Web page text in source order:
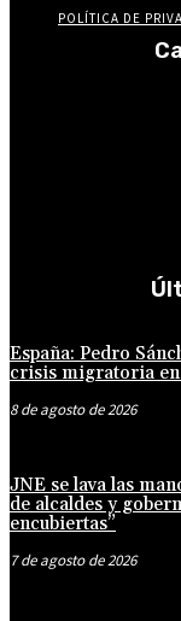
POLÍTICA DE
España: Pedro
crisis migratoria en
8 de agosto de 2026
JNE se lava las
de alcaldes y
encubiertas”
7 de agosto de 2026